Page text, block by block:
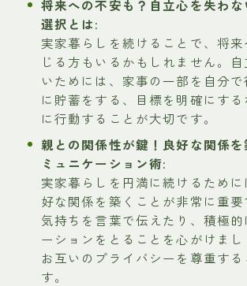
将来への不安も？自立心を失わ
選択とは:
実家暮らしを続けることで、将
じる方もいるかもしれません。
いためには、家事の一部を自分
に貯蓄をする、目標を明確にす
に行動することが大切です。
親との関係性が鍵！良好な関係を
ミュニケーション術:
実家暮らしを円満に続けるため
好な関係を築くことが非常に重
気持ちを言葉で伝えたり、積極
ーションをとることを心がけまし
お互いのプライバシーを尊重す
す。